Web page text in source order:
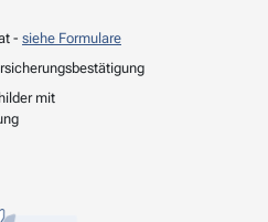
- siehe Formulare
mit